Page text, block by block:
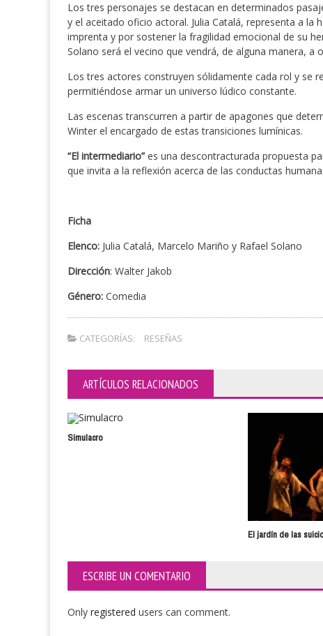
Los tres personajes se destacan en determinados
y el aceitado oficio actoral. Julia Catalá, representa a la
imprenta y por sostener la fragilidad emocional de su
Solano será el vecino que vendrá, de alguna manera, a
Los tres actores construyen sólidamente cada rol y se
permitiéndose armar un universo lúdico constante.
Las escenas transcurren a partir de apagones que
Winter el encargado de estas transiciones lumínicas.
“El intermediario” es una descontracturada propuesta
que invita a la reflexión acerca de las conductas
Ficha
Elenco: Julia Catalá, Marcelo Mariño y Rafael Solano
Dirección: Walter Jakob
Género: Comedia
CATEGORÍAS: RESEÑAS
ARTÍCULOS RELACIONADOS
Simulacro
El jardín de las
ESCRIBE UN COMENTARIO
Only registered users can comment.